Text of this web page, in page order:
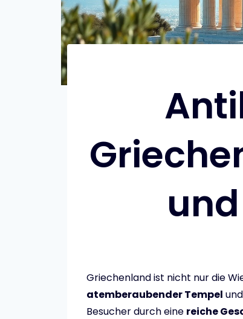
Griechenland ist nicht nur die
atemberaubender Tempel
Besucher durch eine reiche